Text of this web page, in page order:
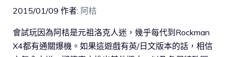
2015/01/09 作者: 阿桔
會試玩因為阿桔是元祖洛克人迷，幾乎每代到Rockman
X4都有通關爆機。如果這遊戲有英/日文版本的話，相信